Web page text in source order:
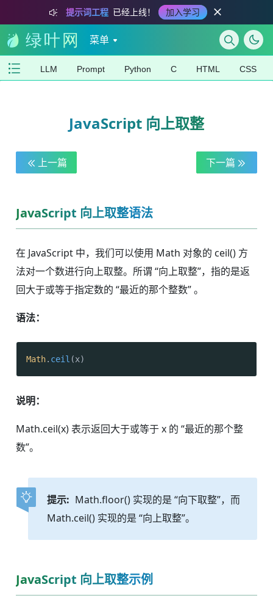
提示词工程 已经上线！ 加入学习
菜单
LLM Prompt Python C HTML CSS
JavaScript 向上取整
上一篇 下一篇
JavaScript 向上取整语法
在 JavaScript 中，我们可以使用 Math 对象的 ceil() 方
法对一个数进行向上取整。所谓 “向上取整”，指的是返
回大于或等于指定数的 “最近的那个整数” 。
语法：
Math. ceil (x)
说明：
Math.ceil(x) 表示返回大于或等于 x 的 “最近的那个整
数”。
提示: Math.floor() 实现的是 “向下取整”，而
Math.ceil() 实现的是 “向上取整”。
JavaScript 向上取整示例